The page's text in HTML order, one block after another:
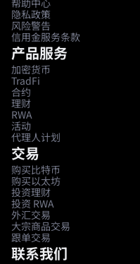
帮助中心
隐私政策
风险警告
信用金服务条款
产品服务
加密货币
TradFi
合约
理财
RWA
活动
代理人计划
交易
购买比特币
购买以太坊
投资理财
投资 RWA
外汇交易
大宗商品交易
跟单交易
联系我们